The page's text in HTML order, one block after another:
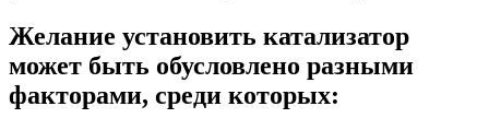
Желание установить катализатор
может быть обусловлено разными
факторами, среди которых: